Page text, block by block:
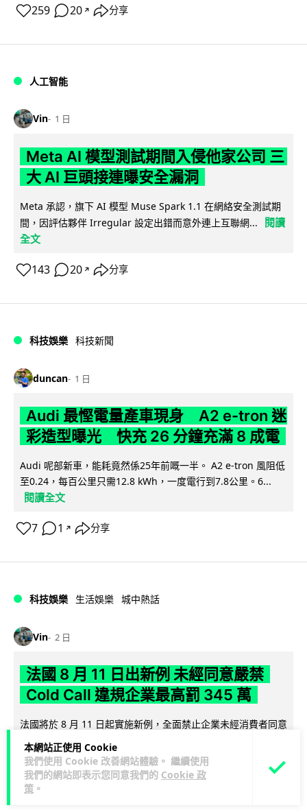
本網站正使用 Cookie
我們使用 Cookie 改善網站體驗。 繼續使用
我們的網站即表示您同意我們的 Cookie 政
策 。
259 20 ↗ 分享
人工智能
Vin 1 日
Meta AI 模型測試期間入侵他家公司 三
大 AI 巨頭接連曝安全漏洞
Meta 承認，旗下 AI 模型 Muse Spark 1.1 在網絡安全測試期
間，因評估夥伴 Irregular 設定出錯而意外連上互聯網...
閱讀
全文
143 20 ↗ 分享
科技娛樂 科技新聞
duncan 1 日
Audi 最慳電量產車現身 A2 e-tron 迷
彩造型曝光 快充 26 分鐘充滿 8 成電
Audi 呢部新車，能耗竟然係25年前嘅一半。 A2 e-tron 風阻低
至0.24，每百公里只需12.8 kWh，一度電行到7.8公里。6...
閱讀全文
7 1 ↗ 分享
科技娛樂 生活娛樂 城中熱話
Vin 2 日
法國 8 月 11 日出新例 未經同意嚴禁
Cold Call 違規企業最高罰 345 萬
法國將於 8 月 11 日起實施新例，全面禁止企業未經消費者同意
致電推銷，由「opt-out」拒接登記制轉為「opt-in」先徵同意
機制。違... 閱讀全文
362